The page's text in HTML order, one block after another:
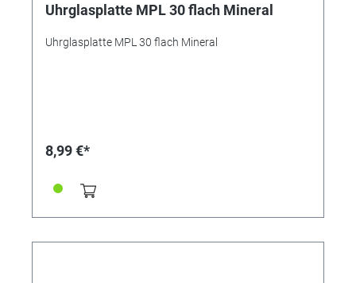
Uhrglasplatte MPL 30 flach Mineral
Uhrglasplatte MPL 30 flach Mineral
8,99 €*